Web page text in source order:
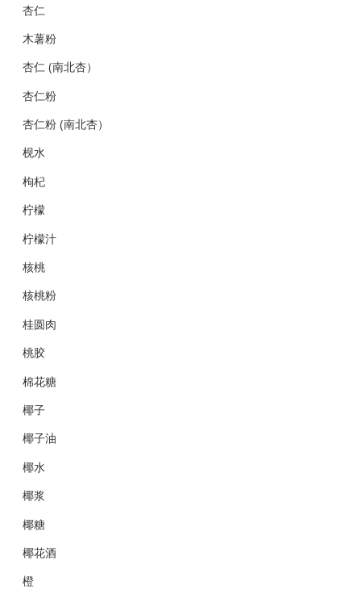
杏仁
木薯粉
杏仁 (南北杏）
杏仁粉
杏仁粉 (南北杏）
枧水
枸杞
柠檬
柠檬汁
核桃
核桃粉
桂圆肉
桃胶
棉花糖
椰子
椰子油
椰水
椰浆
椰糖
椰花酒
橙